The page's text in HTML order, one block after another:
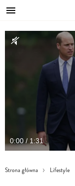
0:00 / 1:31
Strona główna Lifestyle